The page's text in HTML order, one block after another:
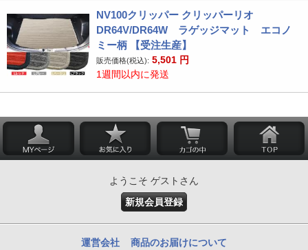
NV100クリッパー クリッパーリオ
DR64V/DR64W ラゲッジマット エコノ
ミー柄 【受注生産】
販売価格(税込): 5,501 円
1週間以内に発送
ようこそ ゲストさん
新規会員登録
運営会社 商品のお届けについて